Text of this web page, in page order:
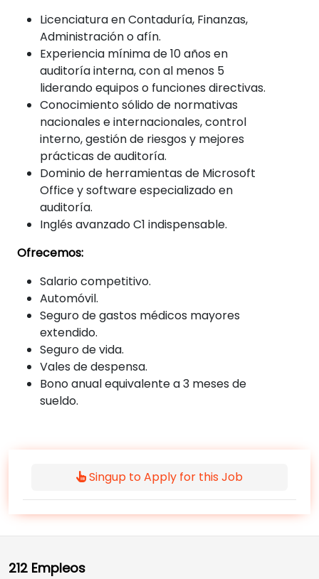
Licenciatura en Contaduría, Finanzas,
Administración o afín.
Experiencia mínima de 10 años en
auditoría interna, con al menos 5
liderando equipos o funciones directivas.
Conocimiento sólido de normativas
nacionales e internacionales, control
interno, gestión de riesgos y mejores
prácticas de auditoría.
Dominio de herramientas de Microsoft
Office y software especializado en
auditoría.
Inglés avanzado C1 indispensable.
Ofrecemos:
Salario competitivo.
Automóvil.
Seguro de gastos médicos mayores
extendido.
Seguro de vida.
Vales de despensa.
Bono anual equivalente a 3 meses de
sueldo.
Singup to Apply for this Job
212 Empleos